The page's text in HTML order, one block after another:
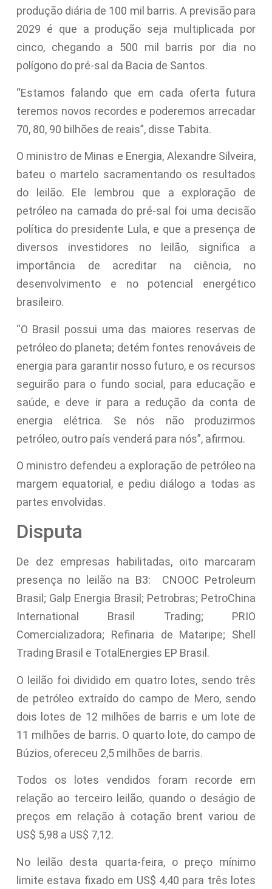
produção diária de 100 mil barris. A previsão para
2029 é que a produção seja multiplicada por
cinco, chegando a 500 mil barris por dia no
polígono do pré-sal da Bacia de Santos.
“Estamos falando que em cada oferta futura
teremos novos recordes e poderemos arrecadar
70, 80, 90 bilhões de reais”, disse Tabita.
O ministro de Minas e Energia, Alexandre Silveira,
bateu o martelo sacramentando os resultados
do leilão. Ele lembrou que a exploração de
petróleo na camada do pré-sal foi uma decisão
política do presidente Lula, e que a presença de
diversos investidores no leilão, significa a
importância de acreditar na ciência, no
desenvolvimento e no potencial energético
brasileiro.
“O Brasil possui uma das maiores reservas de
petróleo do planeta; detém fontes renováveis de
energia para garantir nosso futuro, e os recursos
seguirão para o fundo social, para educação e
saúde, e deve ir para a redução da conta de
energia elétrica. Se nós não produzirmos
petróleo, outro país venderá para nós”, afirmou.
O ministro defendeu a exploração de petróleo na
margem equatorial, e pediu diálogo a todas as
partes envolvidas.
Disputa
De dez empresas habilitadas, oito marcaram
presença no leilão na B3: CNOOC Petroleum
Brasil; Galp Energia Brasil; Petrobras; PetroChina
International Brasil Trading; PRIO
Comercializadora; Refinaria de Mataripe; Shell
Trading Brasil e TotalEnergies EP Brasil.
O leilão foi dividido em quatro lotes, sendo três
de petróleo extraído do campo de Mero, sendo
dois lotes de 12 milhões de barris e um lote de
11 milhões de barris. O quarto lote, do campo de
Búzios, ofereceu 2,5 milhões de barris.
Todos os lotes vendidos foram recorde em
relação ao terceiro leilão, quando o deságio de
preços em relação à cotação brent variou de
US$ 5,98 a US$ 7,12.
No leilão desta quarta-feira, o preço mínimo
limite estava fixado em US$ 4,40 para três lotes